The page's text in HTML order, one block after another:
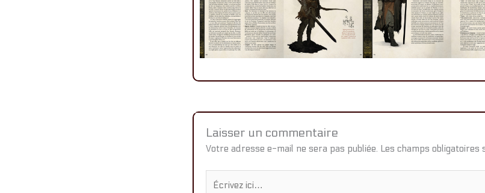
Laisser un commentaire
Votre adresse e-mail ne sera pas publiée. Les champs obligatoires
Écrivez